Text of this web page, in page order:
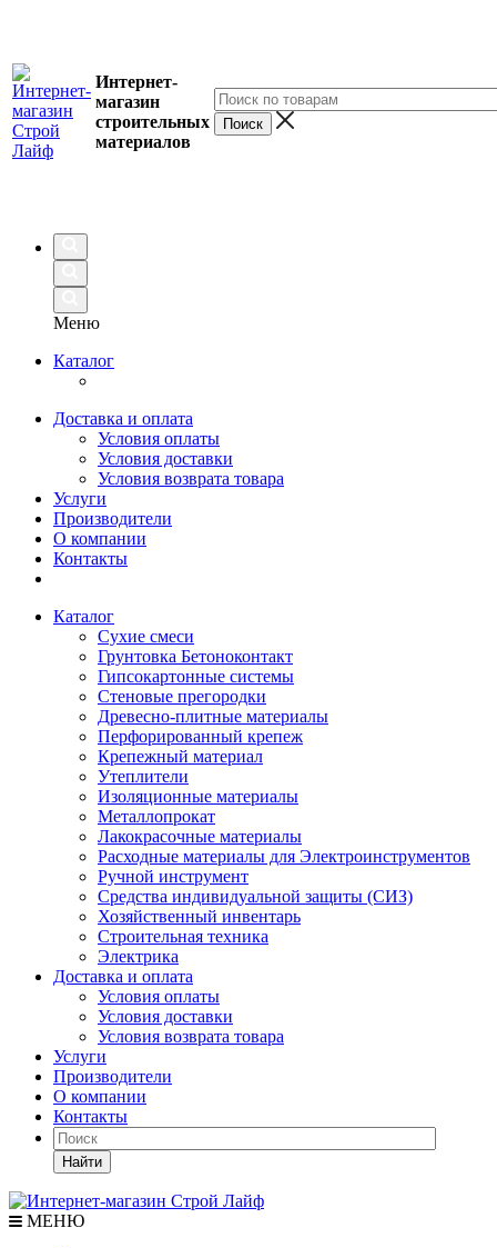
Интернет-
магазин
строительных
материалов
Меню
Каталог
Доставка и оплата
Условия оплаты
Условия доставки
Условия возврата товара
Услуги
Производители
О компании
Контакты
Каталог
Сухие смеси
Грунтовка Бетоноконтакт
Гипсокартонные системы
Стеновые прегородки
Древесно-плитные материалы
Перфорированный крепеж
Крепежный материал
Утеплители
Изоляционные материалы
Металлопрокат
Лакокрасочные материалы
Расходные материалы для Электроинструментов
Ручной инструмент
Средства индивидуальной защиты (СИЗ)
Хозяйственный инвентарь
Строительная техника
Электрика
Доставка и оплата
Условия оплаты
Условия доставки
Условия возврата товара
Услуги
Производители
О компании
Контакты
Найти
МЕНЮ